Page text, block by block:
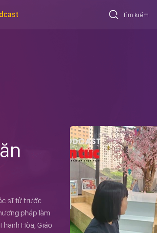
sĩ tử trước
pháp làm
Hòa, Giáo